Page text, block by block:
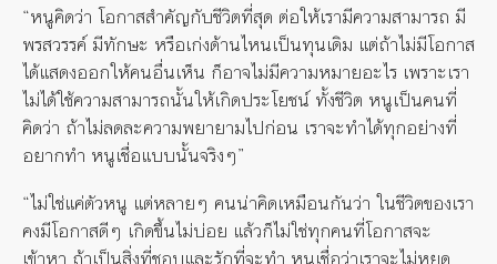
“หนูคิดว่า โอกาสสำคัญกับชีวิตที่สุด ต่อให้เรามีความสามารถ มี
พรสวรรค์ มีทักษะ หรือเก่งด้านไหนเป็นทุนเดิม แต่ถ้าไม่มีโอกาส
ได้แสดงออกให้คนอื่นเห็น ก็อาจไม่มีความหมายอะไร เพราะเรา
ไม่ได้ใช้ความสามารถนั้นให้เกิดประโยชน์ ทั้งชีวิต หนูเป็นคนที่
คิดว่า ถ้าไม่ลดละความพยายามไปก่อน เราจะทำได้ทุกอย่างที่
อยากทำ หนูเชื่อแบบนั้นจริงๆ”
“ไม่ใช่แค่ตัวหนู แต่หลายๆ คนน่าคิดเหมือนกันว่า ในชีวิตของเรา
คงมีโอกาสดีๆ เกิดขึ้นไม่บ่อย แล้วก็ไม่ใช่ทุกคนที่โอกาสจะ
เข้าหา ถ้าเป็นสิ่งที่ชอบและรักที่จะทำ หนูเชื่อว่าเราจะไม่หยุด